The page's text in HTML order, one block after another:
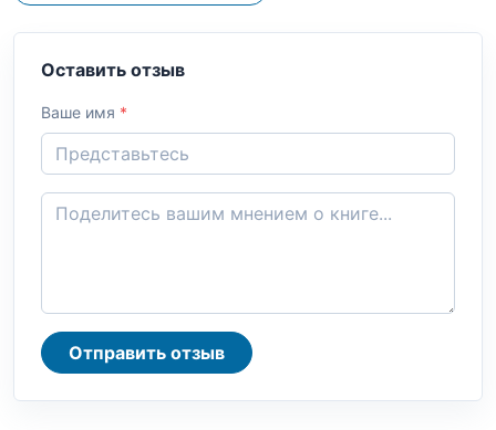
Оставить отзыв
Ваше имя *
Отправить отзыв